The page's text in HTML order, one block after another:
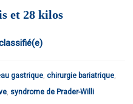
et 28 kilos
gastrique,chirurgie bariatrique,
, syndrome de Prader-Willi